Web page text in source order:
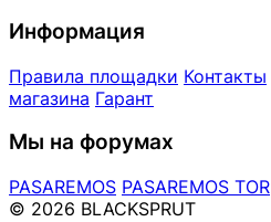
Информация
Правила площадки Контакты
магазина Гарант
Мы на форумах
PASAREMOS PASAREMOS TOR
© 2026 BLACKSPRUT